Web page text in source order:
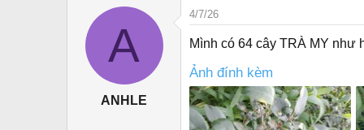
s
ử
A
ANHLE
4/7/26
Mình có 64 cây TRÀ MY như
Ảnh đính kèm